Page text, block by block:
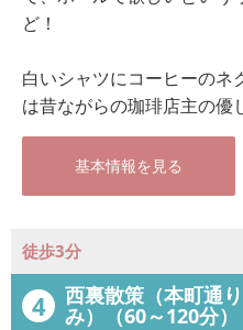
ど！
白いシャツにコーヒーのネ
は昔ながらの珈琲店主の優
基本情報を見る
徒歩3分
4 西裏散策（本町通
み）（60～120分）